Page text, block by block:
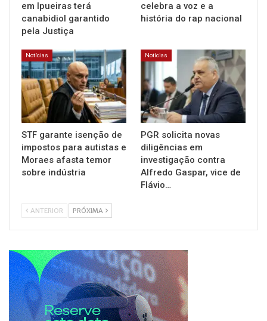
em Ipueiras terá
canabidiol garantido
pela Justiça
celebra a voz e a
história do rap nacional
Notícias
STF garante isenção de
impostos para autistas e
Moraes afasta temor
sobre indústria
Notícias
PGR solicita novas
diligências em
investigação contra
Alfredo Gaspar, vice de
Flávio…
ANTERIOR PRÓXIMA